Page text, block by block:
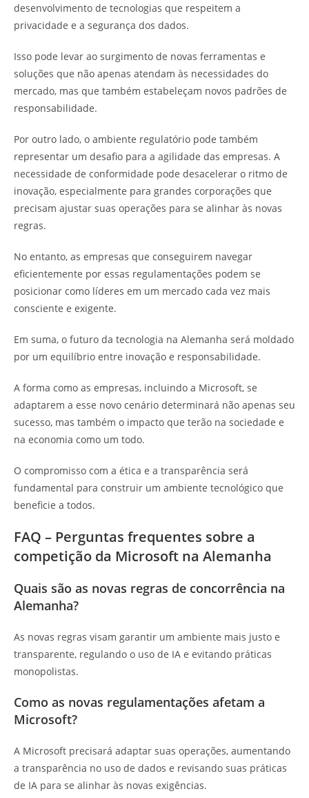
desenvolvimento de tecnologias que respeitem a
privacidade e a segurança dos dados.
Isso pode levar ao surgimento de novas ferramentas e
soluções que não apenas atendam às necessidades do
mercado, mas que também estabeleçam novos padrões de
responsabilidade.
Por outro lado, o ambiente regulatório pode também
representar um desafio para a agilidade das empresas. A
necessidade de conformidade pode desacelerar o ritmo de
inovação, especialmente para grandes corporações que
precisam ajustar suas operações para se alinhar às novas
regras.
No entanto, as empresas que conseguirem navegar
eficientemente por essas regulamentações podem se
posicionar como líderes em um mercado cada vez mais
consciente e exigente.
Em suma, o futuro da tecnologia na Alemanha será moldado
por um equilíbrio entre inovação e responsabilidade.
A forma como as empresas, incluindo a Microsoft, se
adaptarem a esse novo cenário determinará não apenas seu
sucesso, mas também o impacto que terão na sociedade e
na economia como um todo.
O compromisso com a ética e a transparência será
fundamental para construir um ambiente tecnológico que
beneficie a todos.
FAQ – Perguntas frequentes sobre a
competição da Microsoft na Alemanha
Quais são as novas regras de concorrência na
Alemanha?
As novas regras visam garantir um ambiente mais justo e
transparente, regulando o uso de IA e evitando práticas
monopolistas.
Como as novas regulamentações afetam a
Microsoft?
A Microsoft precisará adaptar suas operações, aumentando
a transparência no uso de dados e revisando suas práticas
de IA para se alinhar às novas exigências.